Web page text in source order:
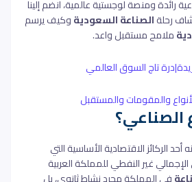
رائدة ومنصة لوجستية عالمية، انضم إلينا
رحلةالصناعة السعوديةوكيف يرسم
ملامح مستقبل واعد.
تاج السوق العالمي
والمقومات والمستقبل
الصناعي؟
الركائز الاقتصادية الأساسية التي
غير النفطي للمملكة العربية